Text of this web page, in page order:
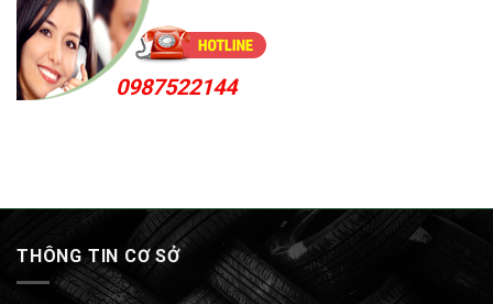
0987522144
THÔNG TIN CƠ SỞ